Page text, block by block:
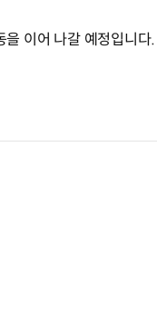
이어 나갈 예정입니다.